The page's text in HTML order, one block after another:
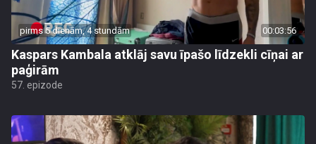
pirms 5 dienām, 4 stundām 00:03:56
Kaspars Kambala atklāj savu īpašo līdzekli cīņai ar
paģirām
57. epizode